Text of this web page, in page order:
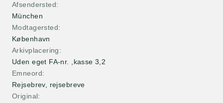
Afsendersted
München
Modtagersted
København
Arkivplacering
Uden eget FA-nr. ,kasse 3,2
Emneord
Rejsebrev, rejsebreve
Original